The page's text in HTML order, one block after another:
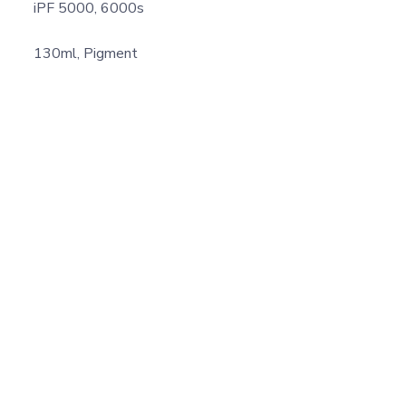
iPF 5000, 6000s
130ml, Pigment